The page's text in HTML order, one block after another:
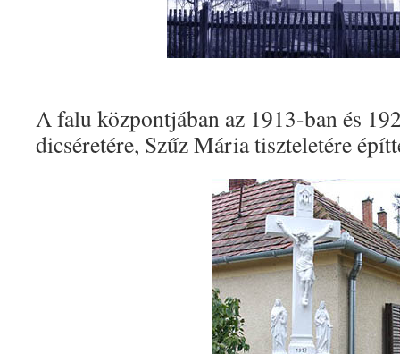
A falu központjában az 1913-ban és
dicséretére, Szűz Mária tiszteletére